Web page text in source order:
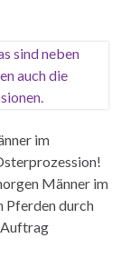
im
Männer im
Pferden durch
Auftrag